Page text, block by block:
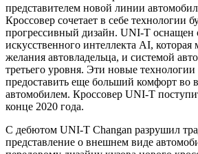
представителем новой линии
Кроссовер сочетает в себе технологии
прогрессивный дизайн. UNI-T оснащен
искусственного интеллекта AI, которая
желания автовладельца, и системой
третьего уровня. Эти новые
предоставить еще больший комфорт во
автомобилем. Кроссовер UNI-T
конце 2020 года.
С дебютом UNI-T Changan разрушил
представление о внешнем виде